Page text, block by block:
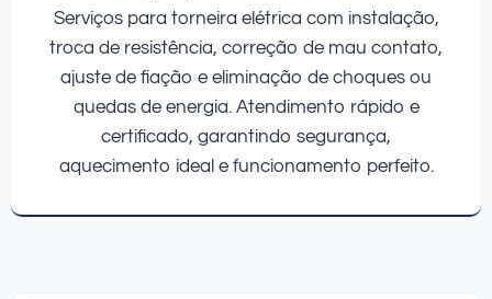
Serviços para torneira elétrica com instalação,
troca de resistência, correção de mau contato,
ajuste de fiação e eliminação de choques ou
quedas de energia. Atendimento rápido e
certificado, garantindo segurança,
aquecimento ideal e funcionamento perfeito.